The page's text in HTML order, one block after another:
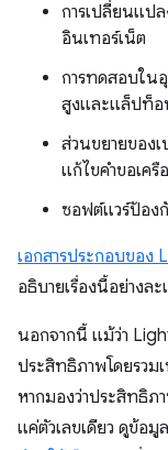
การเปลี่ยนแปล
อินเทอร์เน็ต
การทดสอบใน
สูงและแล็ปท็อ
ส่วนขยายของ
แก้ไขคำขอเครื
ซอฟต์แวร์ป้อง
เอกสารประกอบของ
อธิบายเรื่องนี้อย่างละ
นอกจากนี้ แม้ว่า
ประสิทธิภาพโดยรวม
หากมองว่าประสิทธิภ
แค่ตัวเลขเดียว ดูข้อมู